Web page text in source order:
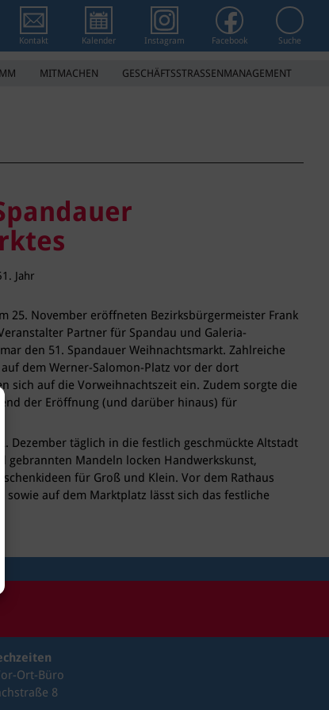
Kontakt Kalender Instagram Facebook Suche
MITMACHEN GESCHÄFTSSTRASSENMANAGEMENT
Jahr
25. November eröffneten Bezirksbürgermeister Frank
Partner für Spandau und Galeria-
den 51. Spandauer Weihnachtsmarkt. Zahlreiche
dem Werner-Salomon-Platz vor der dort
sich auf die Vorweihnachtszeit ein. Zudem sorgte die
der Eröffnung (und darüber hinaus) für
Dezember täglich in die festlich geschmückte Altstadt
gebrannten Mandeln locken Handwerkskunst,
für Groß und Klein. Vor dem Rathaus
sowie auf dem Marktplatz lässt sich das festliche
Ort-Büro
8